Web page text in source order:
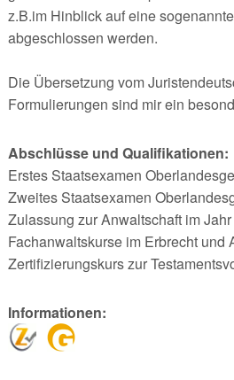
z.B.im Hinblick auf eine
abgeschlossen werden.
Die Übersetzung vom
Formulierungen sind mir ein
Abschlüsse und Qualifikationen:
Erstes Staatsexamen
Zweites Staatsexamen
Zulassung zur Anwaltschaft im Jahr
Fachanwaltskurse im Erbrecht und
Zertifizierungskurs zur
Informationen: